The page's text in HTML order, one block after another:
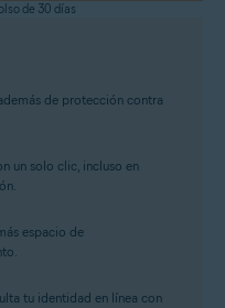
de protección contra
un solo clic, incluso en
espacio de
tu identidad en línea con
de 30 días